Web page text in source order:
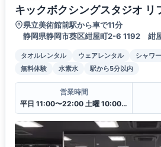
キックボクシングスタジオ リ
県立美術館前駅から車で11分
静岡県静岡市葵区紺屋町2-6 1192 紺
タオルレンタル ウェアレンタル シャワー
無料体験
水素水 駅から5分以内
営業時間
平日 11:00〜22:00 土曜 10:00〜20:00 日・祝 10:00〜18:00